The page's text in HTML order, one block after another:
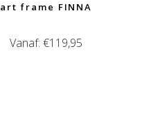
art frame FINNA
Vanaf:€119,95